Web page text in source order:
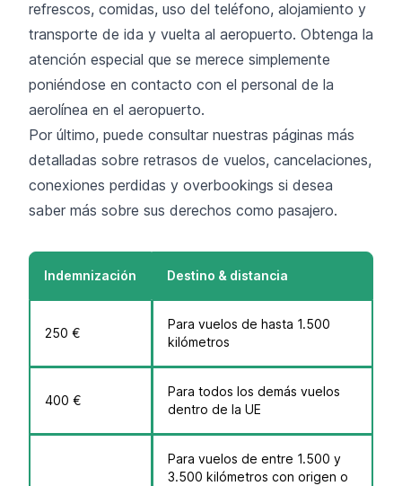
refrescos, comidas, uso del teléfono, alojamiento y
transporte de ida y vuelta al aeropuerto. Obtenga la
atención especial que se merece simplemente
poniéndose en contacto con el personal de la
aerolínea en el aeropuerto.
Por último, puede consultar nuestras páginas más
detalladas sobre retrasos de vuelos, cancelaciones,
conexiones perdidas y overbookings si desea
saber más sobre sus derechos como pasajero.
Indemnización Destino & distancia
250 €
Para vuelos de hasta 1.500
kilómetros
400 €
Para todos los demás vuelos
dentro de la UE
Para vuelos de entre 1.500 y
3.500 kilómetros con origen o